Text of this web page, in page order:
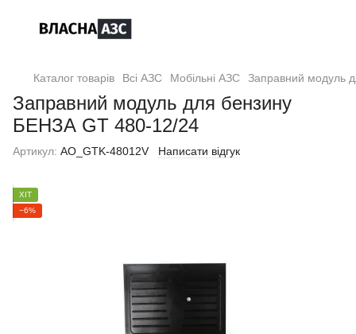
Каталог товарів Всі АЗС Мобільні АЗС Заправний модуль
Заправний модуль для бензину
БЕНЗА GT 480-12/24
Артикул: AO_GTK-48012V Написати відгук
ХІТ
−6%